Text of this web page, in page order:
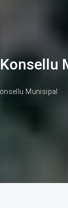
Munisipal